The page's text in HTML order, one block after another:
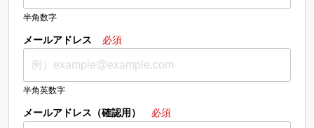
半角数字
メールアドレス 必須
半角英数字
メールアドレス（確認用） 必須